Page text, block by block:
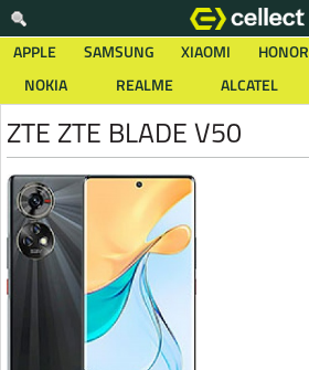
APPLE SAMSUNG XIAOMI HONOR
NOKIA
REALME ALCATEL
ZTE ZTE BLADE V50